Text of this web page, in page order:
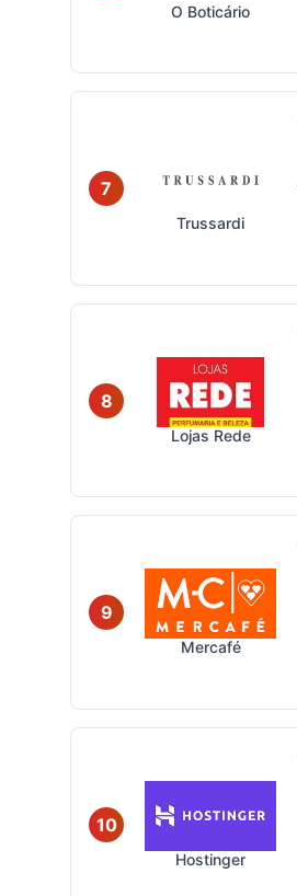
O Boticário
7
Trussardi
8
Lojas Rede
9
Mercafé
10
Hostinger